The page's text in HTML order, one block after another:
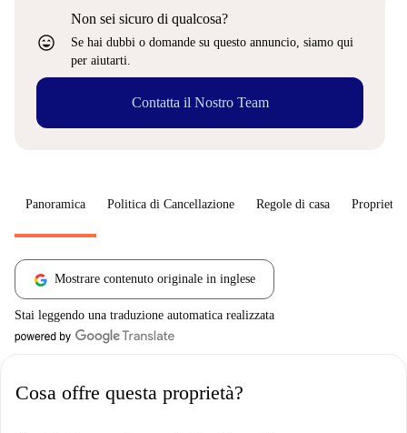
sentiment_very_satisfied
Non sei sicuro di qualcosa?
Se hai dubbi o domande su questo annuncio, siamo qui
per aiutarti.
Contatta il Nostro Team
Panoramica Politica di Cancellazione Regole di casa
Mostrare contenuto originale in inglese
Stai leggendo una traduzione automatica realizzata
Cosa offre questa proprietà?